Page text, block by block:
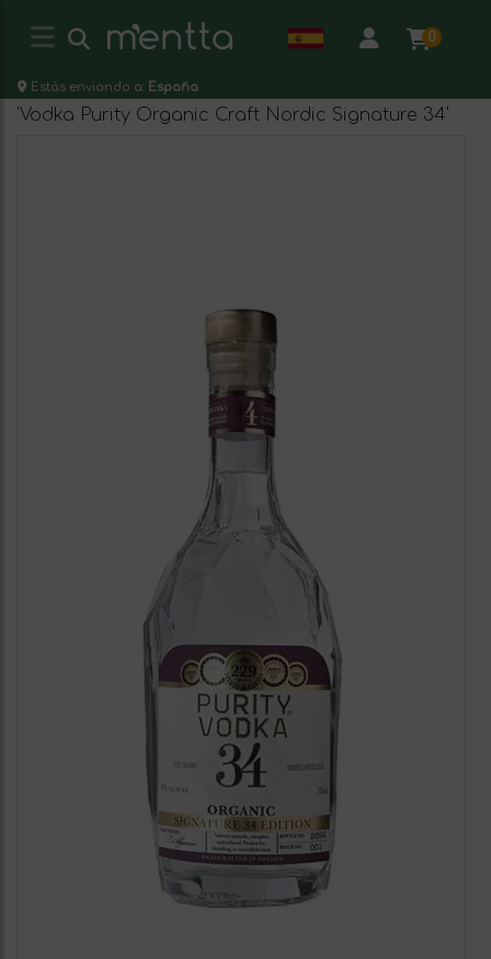
0
Estás enviando a: España
'Vodka Purity Organic Craft Nordic Signature 34'